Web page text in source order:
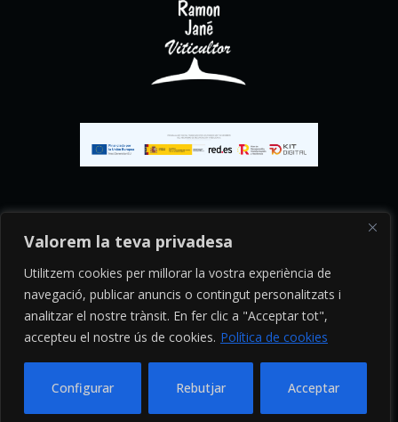
Valorem la teva privadesa
Utilitzem cookies per millorar la vostra experiència de
navegació, publicar anuncis o contingut personalitzats i
analitzar el nostre trànsit. En fer clic a "Acceptar tot",
accepteu el nostre ús de cookies. Política de cookies
Configurar Rebutjar Acceptar
© 2026 · Tots els drets reservats
Política de Privadesa· Política de Cookies
Open